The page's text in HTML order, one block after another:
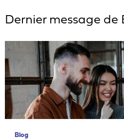
Dernier message de
Blog